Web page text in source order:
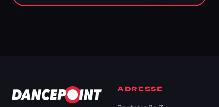
ADRESSE